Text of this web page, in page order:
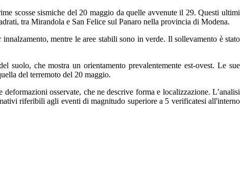
scosse sismiche del 20 maggio da quelle avvenute il 29. Questi ultimi
tra Mirandola e San Felice sul Panaro nella provincia di Modena.
mentre le aree stabili sono in verde. Il sollevamento è stato
suolo, che mostra un orientamento prevalentemente est-ovest. Le sue
del terremoto del 20 maggio.
osservate, che ne descrive forma e localizzazione. L’analisi
riferibili agli eventi di magnitudo superiore a 5 verificatesi all'interno